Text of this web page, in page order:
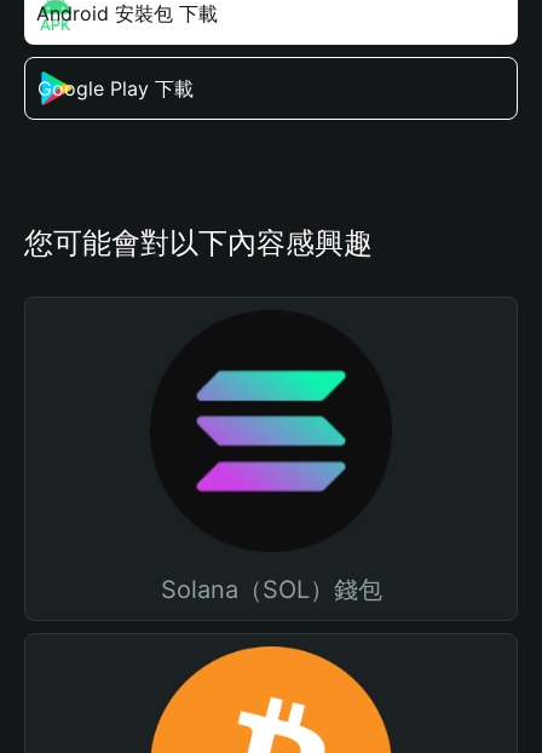
Android 安裝包 下載
Google Play 下載
您可能會對以下內容感興趣
Solana（SOL）錢包